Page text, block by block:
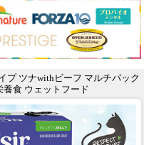
プ ツナwithビーフ マルチパック
養食 ウェットフード